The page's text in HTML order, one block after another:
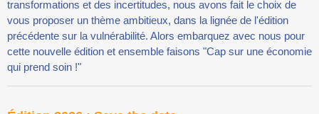
transformations et des incertitudes, nous avons fait le choix de
vous proposer un thème ambitieux, dans la lignée de l'édition
précédente sur la vulnérabilité. Alors embarquez avec nous pour
cette nouvelle édition et ensemble faisons "Cap sur une économie
qui prend soin !"